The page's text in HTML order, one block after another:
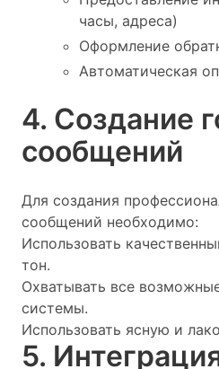
часы, адреса)
Оформление
Автоматическая
4. Создание
сообщений
Для создания
сообщений необходимо:
Использовать
тон.
Охватывать все
системы.
Использовать ясную и
5.